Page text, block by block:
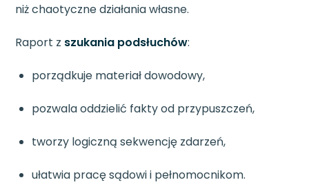
niż chaotyczne działania własne.
Raport z szukania podsłuchów:
porządkuje materiał dowodowy,
pozwala oddzielić fakty od przypuszczeń,
tworzy logiczną sekwencję zdarzeń,
ułatwia pracę sądowi i pełnomocnikom.